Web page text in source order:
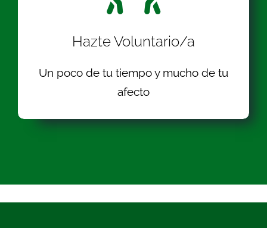
Hazte Voluntario/a
Un poco de tu tiempo y mucho de tu
afecto